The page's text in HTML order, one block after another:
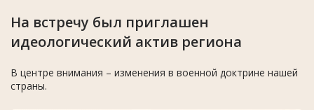
На встречу был приглашен
идеологический актив региона
В центре внимания – изменения в военной доктрине нашей
страны.